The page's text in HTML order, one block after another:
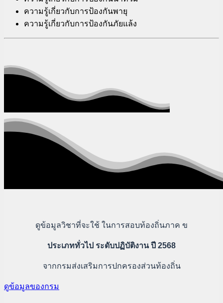
ความรู้เกี่ยวกับการป้องกันพายุ
ความรู้เกี่ยวกับการป้องกันภัยแล้ง
ดูข้อมูลวิชาที่จะใช้ ในการสอบท้องถิ่นภาค ข
ประเภททั่วไป ระดับปฏิบัติงาน ปี 2568
จากกรมส่งเสริมการปกครองส่วนท้องถิ่น
ดูข้อมูลของกรม